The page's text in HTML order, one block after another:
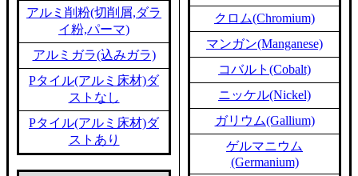
アルミ削粉(切削屑,ダラ
イ粉,パーマ)
アルミガラ(込みガラ)
Pタイル(アルミ床材)ダ
ストなし
Pタイル(アルミ床材)ダ
ストあり
クロム(Chromium)
マンガン(Manganese)
コバルト(Cobalt)
ニッケル(Nickel)
ガリウム(Gallium)
ゲルマニウム
(Germanium)